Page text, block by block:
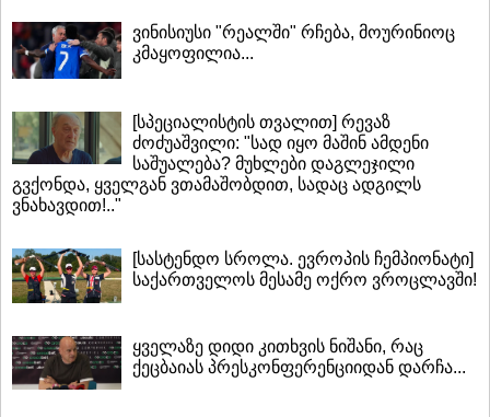
ვინისიუსი "რეალში" რჩება, მოურინიოც
კმაყოფილია...
[სპეციალისტის თვალით] რევაზ
ძოძუაშვილი: "სად იყო მაშინ ამდენი
საშუალება? მუხლები დაგლეჯილი
გვქონდა, ყველგან ვთამაშობდით, სადაც ადგილს
ვნახავდით!.."
[სასტენდო სროლა. ევროპის ჩემპიონატი]
საქართველოს მესამე ოქრო ვროცლავში!
ყველაზე დიდი კითხვის ნიშანი, რაც
ქეცბაიას პრესკონფერენციიდან დარჩა...